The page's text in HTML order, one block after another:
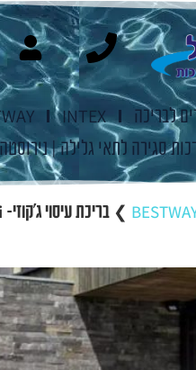
לבריכה INTEX
סגירה לתאי גלילה | נירוסטה
❯